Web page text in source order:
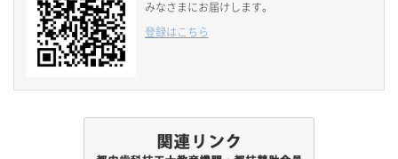
みなさまにお届けします。
登録はこちら